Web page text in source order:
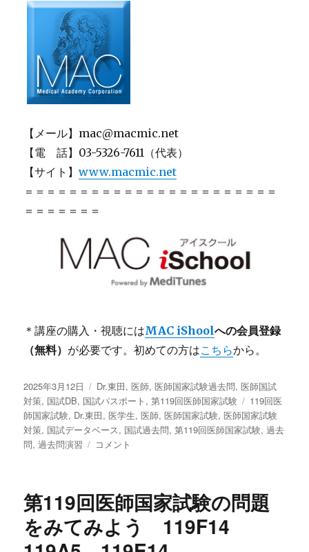
【メール】mac@macmic.net
【電 話】03-5326-7611（代表）
【サイト】www.macmic.net
＝＝＝＝＝＝＝＝＝＝＝＝＝＝＝＝＝＝＝＝＝＝＝
＝＝＝＝＝＝＝
＊講座の購入・視聴にはMAC iShoolへの会員登録
（無料） が必要です。初めての方はこちらから。
投
稿
日:
2025年3月12日
カ
テ
ゴ
リ
ー
Dr.東田,医師,医師国家試験過去問,医師国試
対策, 国試DB, 国試パスポート ,第119回医師国家試験
タ
グ
119回医
師国家試験, Dr.東田,医学生,医師,医師国家試験,医師国家試験
対策, 国試データベース, 国試過去問,第119回医師国家試験,過去
問,過去問演習
第
師
家
試
コメント
第119回医師国家試験の問題
をみてみよう 119F14